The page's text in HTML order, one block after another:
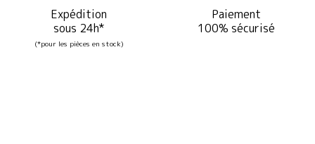
Expédition
sous 24h*
(*pour les pièces en stock)
Paiement
100% sécurisé